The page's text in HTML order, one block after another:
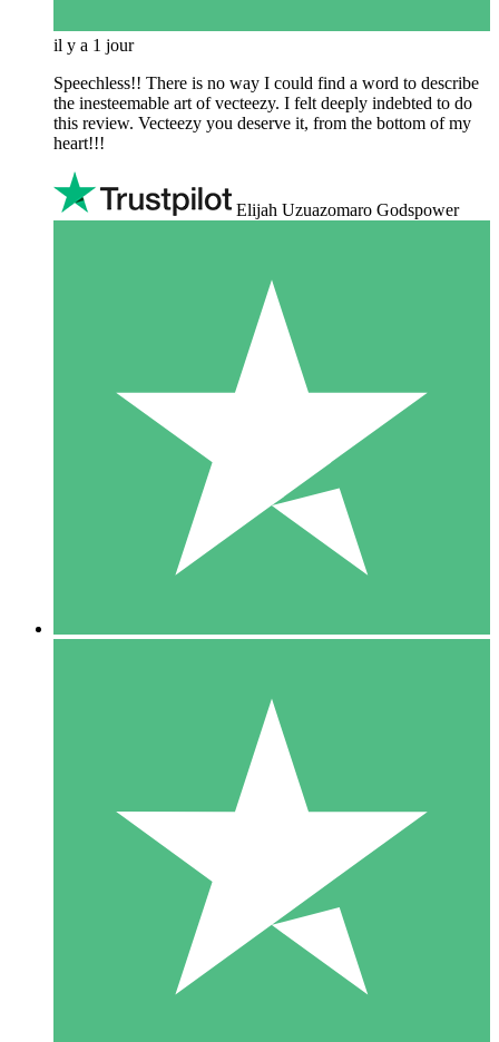
il y a 1 jour
Speechless!! There is no way I could find a word to describe
the inesteemable art of vecteezy. I felt deeply indebted to do
this review. Vecteezy you deserve it, from the bottom of my
heart!!!
Elijah Uzuazomaro Godspower